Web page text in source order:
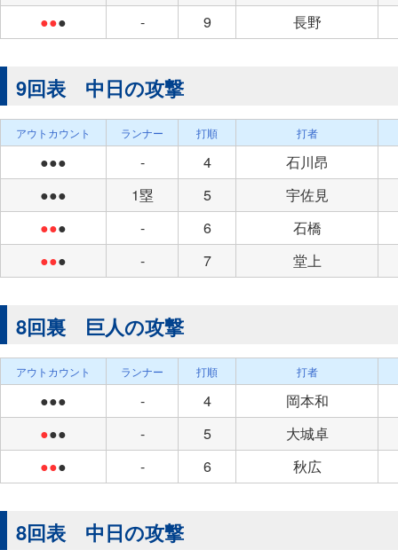
●●● - 9 長野
9回表 中日の攻撃
アウトカウント ランナー 打順 打者
●●● - 4
石川昂
●●●
1塁 5
宇佐見
●●● - 6
石橋
●●● - 7 堂上
8回裏 巨人の攻撃
アウトカウント ランナー 打順 打者
●●● - 4
岡本和
●●● - 5
大城卓
●●● - 6 秋広
8回表 中日の攻撃